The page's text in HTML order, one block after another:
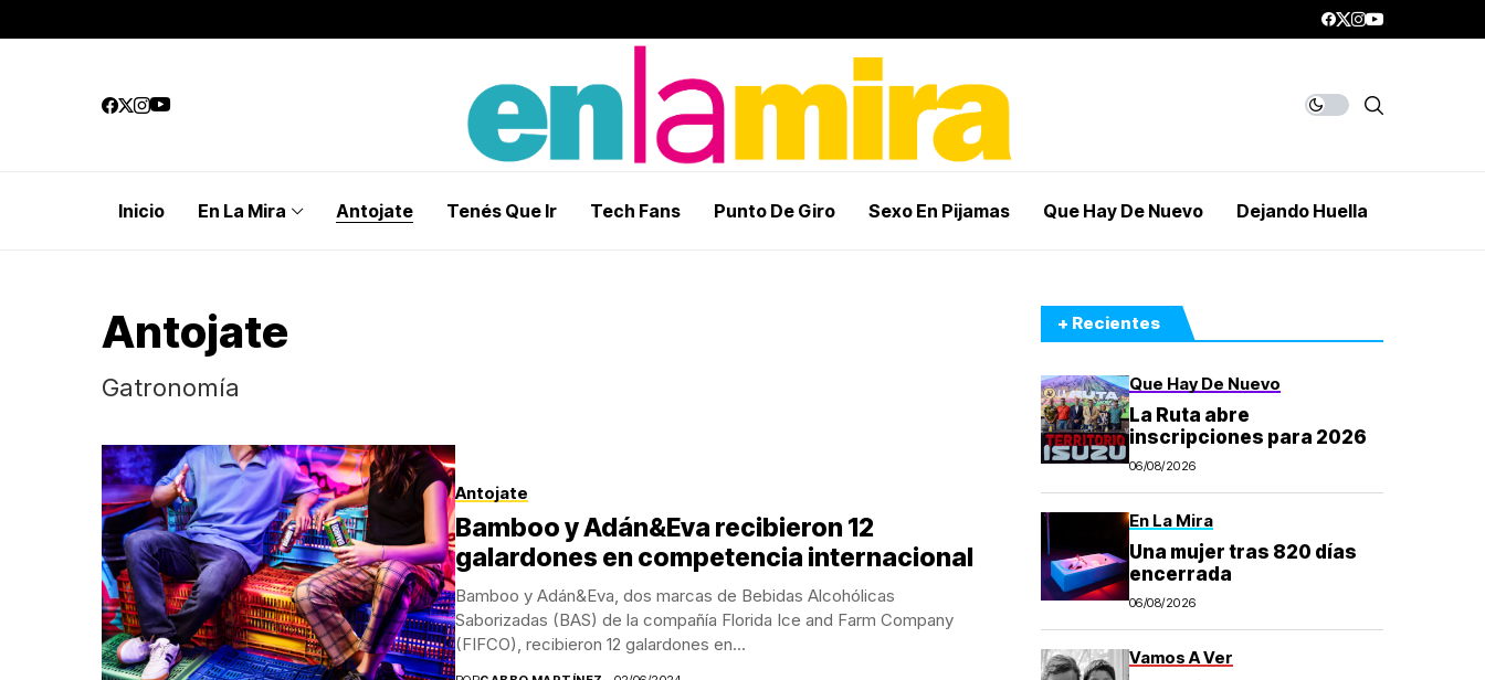
Inicio En La Mira Antojate Tenés Que Ir Tech Fans Punto De Giro Sexo En Pijamas Que Hay De Nuevo Dejando Huella
Antojate
Gatronomía
Antojate
Bamboo y Adán&Eva recibieron 12
galardones en competencia internacional
Bamboo y Adán&Eva, dos marcas de Bebidas Alcohólicas
Saborizadas (BAS) de la compañía Florida Ice and Farm Company
(FIFCO), recibieron 12 galardones en...
+ Recientes
Que Hay De Nuevo
La Ruta abre
inscripciones para 2026
06/08/2026
En La Mira
Una mujer tras 820 días
encerrada
06/08/2026
Vamos A Ver